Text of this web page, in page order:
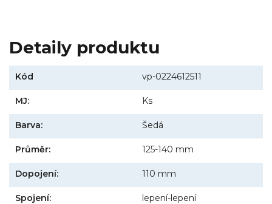
Detaily produktu
Kód vp-0224612511
MJ: Ks
Barva: Šedá
Průměr: 125-140 mm
Dopojení: 110 mm
Spojení: lepení-lepení